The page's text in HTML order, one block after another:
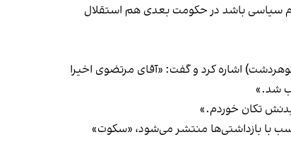
سیاسی باشد در حکومت بعدی هم استقلال
زندان اوین در سال‌های ۶۵ تا ۶۷ و رییس زندان رجایی‌شهر (گوهردشت) اشاره کرد و گفت: «آقای مرتضوی اخیرا
تکان خوردم.»
با بازداشتی‌ها منتشر می‌شود، «سکوت»